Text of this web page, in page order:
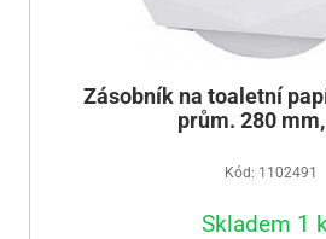
Zásobník na toaletní
prům. 280
Kód: 1102491
Skladem 1